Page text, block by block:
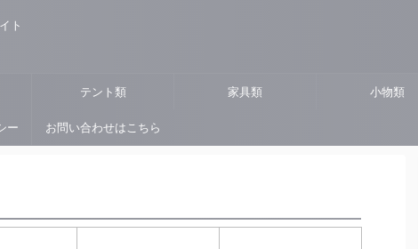
ト
テント類 家具類 小物類
ー お問い合わせはこちら